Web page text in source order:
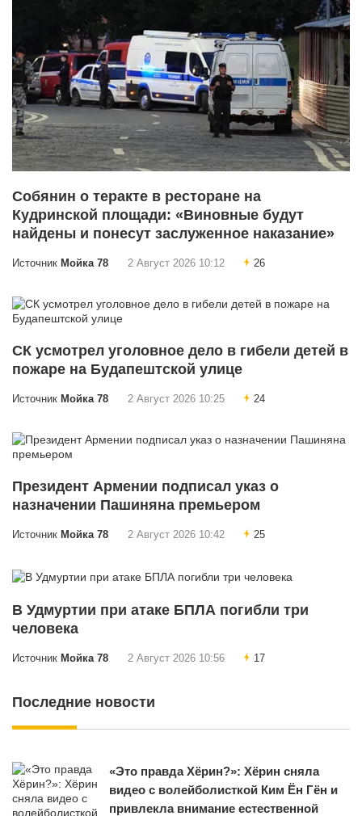
Собянин о теракте в ресторане на
Кудринской площади: «Виновные будут
найдены и понесут заслуженное наказание»
Источник Мойка 78 2 Август 2026 10:12 26
СК усмотрел уголовное дело в гибели детей в
пожаре на Будапештской улице
Источник Мойка 78 2 Август 2026 10:25 24
Президент Армении подписал указ о
назначении Пашиняна премьером
Источник Мойка 78 2 Август 2026 10:42 25
В Удмуртии при атаке БПЛА погибли три
человека
Источник Мойка 78 2 Август 2026 10:56 17
Последние новости
«Это правда Хёрин?»: Хёрин сняла
видео с волейболисткой Ким Ён Гён и
привлекла внимание естественной